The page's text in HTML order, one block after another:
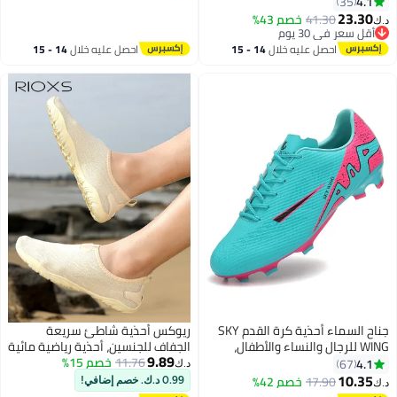
13
د.ك‏23.30
41.30خصم 43%
أقل سعر في 30 يوم
أقل سعر في 30 يوماحصل عليه خلال 14 - 15 احصل عليه خلال 14 - 15
5
جناح السماء أحذية كرة القدم SKY
WING للرجال والنساء والأطفال،
أحذية كرة قدم منخفضة أعلى
للأماكن المغلقة والخارجية للصبي
4.1
67
د.ك‏10.35
17.90خصم 42%
ريوكس أحذية شاطئ سريعة
الجفاف للجنسين، أحذية رياضية مائية
سريعة الجفاف بتصميم حافي
القدمين، تصميم سهل الارتداء مع
د.ك‏9.89
11.76خصم 15%
0.99 د.ك. خصم إضافي!